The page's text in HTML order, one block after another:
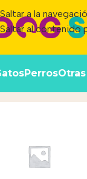
Saltar a la
Saltar al contenido
Perros